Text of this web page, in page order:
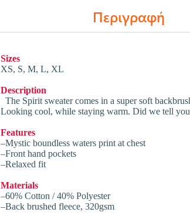
Περιγραφή
Sizes
XS, S, M, L, XL
Description
The Spirit sweater comes in a super soft
Looking cool, while staying warm. Did we tell you
Features
–Mystic boundless waters print at chest
–Front hand pockets
–Relaxed fit
Materials
–60% Cotton / 40% Polyester
–Back brushed fleece, 320gsm